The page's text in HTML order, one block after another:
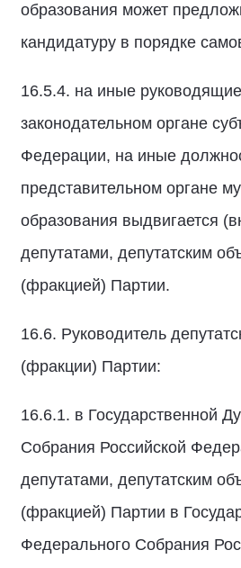
образования может
кандидатуру в порядке
16.5.4. на иные
законодательном органе
Федерации, на иные
представительном органе
образования выдвигается
депутатами, депутатским
(фракцией) Партии.
16.6. Руководитель
(фракции) Партии:
16.6.1. в Государственной
Собрания Российской
депутатами, депутатским
(фракцией) Партии в
Федерального Собрания